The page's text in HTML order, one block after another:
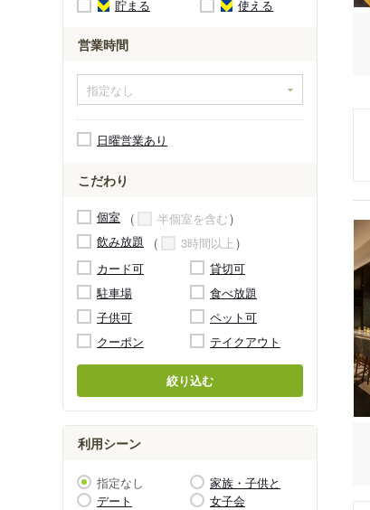
貯まる 使える
営業時間
日曜営業あり
こだわり
個室
半個室を含む
飲み放題
3時間以上
カード可
貸切可
駐車場
食べ放題
子供可
ペット可
クーポン
テイクアウト
絞り込む
利用シーン
指定なし
家族・子供と
デート
女子会